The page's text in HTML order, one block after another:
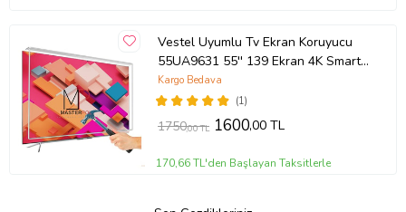
Vestel Uyumlu Tv Ekran Koruyucu
55UA9631 55'' 139 Ekran 4K Smart
Android TV
(1)
Kargo Bedava
1750,00 TL 1600,00 TL
170,66 TL'den Başlayan Taksitlerle